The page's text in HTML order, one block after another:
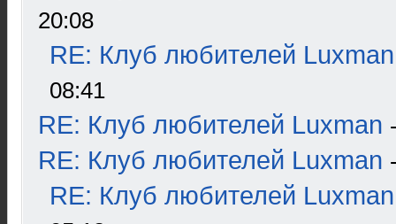
20:08
RE: Клуб любителей Luxman
08:41
RE: Клуб любителей Luxman
RE: Клуб любителей Luxman
RE: Клуб любителей Luxman